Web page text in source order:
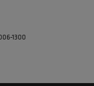
1300